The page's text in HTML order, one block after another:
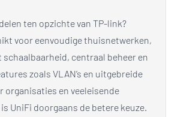
ten opzichte van TP-link?
voor eenvoudige thuisnetwerken,
schaalbaarheid, centraal beheer en
zoals VLAN’s en uitgebreide
organisaties en veeleisende
UniFi doorgaans de betere keuze.